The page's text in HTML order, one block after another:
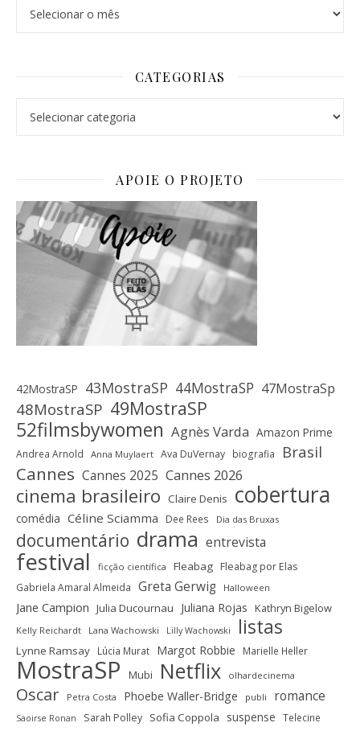
CATEGORIAS
APOIE O PROJETO
42MostraSP 43MostraSP 44MostraSP 47MostraSp
48MostraSP 49MostraSP
52filmsbywomen Agnès Varda Amazon Prime
Andrea Arnold Anna Muylaert Ava DuVernay biografia Brasil
Cannes Cannes 2025 Cannes 2026
cinema brasileiro Claire Denis cobertura
comédia Céline Sciamma Dee Rees Dia das Bruxas
documentário drama entrevista
festival ficção científica Fleabag Fleabag por Elas
Gabriela Amaral Almeida Greta Gerwig Halloween
Jane Campion Julia Ducournau Juliana Rojas Kathryn Bigelow
Kelly Reichardt Lana Wachowski Lilly Wachowski listas
Lynne Ramsay Lúcia Murat Margot Robbie Marielle Heller
MostraSP Mubi Netflix olhardecinema
Oscar Petra Costa Phoebe Waller-Bridge publi romance
Saoirse Ronan Sarah Polley Sofia Coppola suspense Telecine